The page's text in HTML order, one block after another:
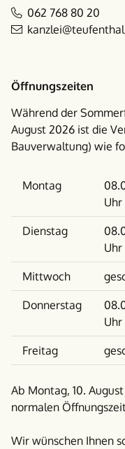
062 768 80 20
Öffnungszeiten
Während der
August 2026 ist die
Bauverwaltung) wie
Wochentag
Montag
Uhr
Dienstag
Uhr
Mittwoch
Donnerstag
Uhr
Freitag
Ab Montag, 10.
normalen
Wir wünschen Ihnen